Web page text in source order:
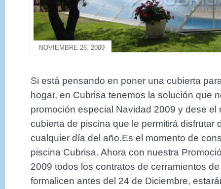
NOVIEMBRE 26, 2009
Si está pensando en poner una cubierta
hogar, en Cubrisa tenemos la solución que
promoción especial Navidad 2009 y dese el
cubierta de piscina que le permitirá disfrutar
cualquier día del año.Es el momento de
piscina Cubrisa. Ahora con nuestra
2009 todos los contratos de cerramientos
formalicen antes del 24 de Diciembre,